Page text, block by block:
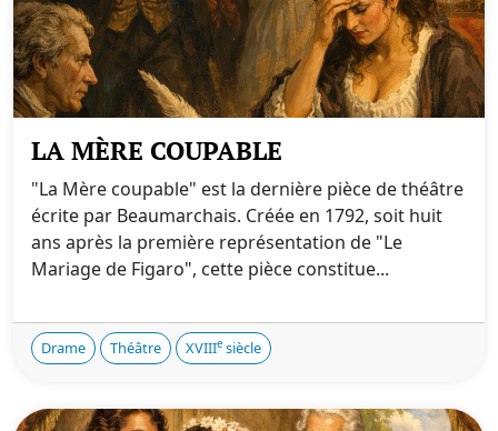
LA MÈRE COUPABLE
"La Mère coupable" est la dernière pièce de théâtre
écrite par Beaumarchais. Créée en 1792, soit huit
ans après la première représentation de "Le
Mariage de Figaro", cette pièce constitue...
Drame Théâtre XVIIIe siècle